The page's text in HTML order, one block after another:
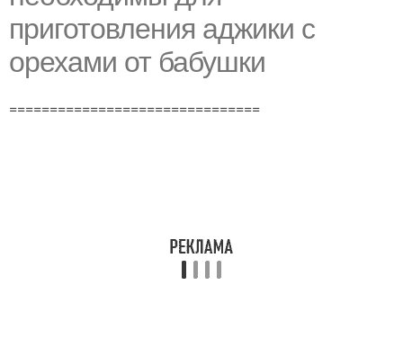
приготовления аджики с
орехами от бабушки
===============================